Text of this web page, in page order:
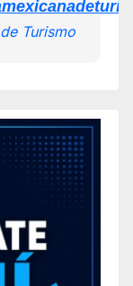
Turismo